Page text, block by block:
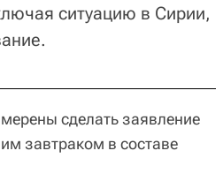
ситуацию в Сирии,
сделать заявление
завтраком в составе